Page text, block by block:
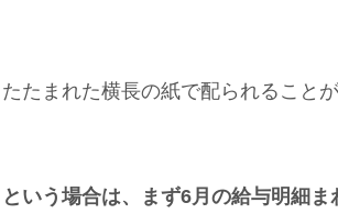
たまれた横長の紙で配られること
いう場合は、まず6月の給与明細ま